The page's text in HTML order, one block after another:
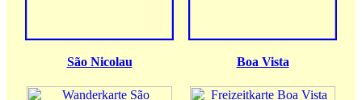
São Nicolau Boa Vista